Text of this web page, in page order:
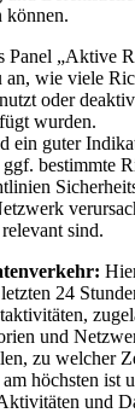
können.
Panel „Aktive
an, wie viele
oder
wurden.
ein guter
bestimmte
sind.
24
und
zu welcher
höchsten ist
und